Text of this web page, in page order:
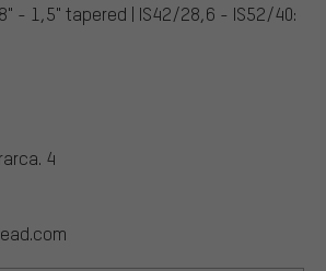
- 1,5" tapered | IS42/28,6 - IS52/40:
4